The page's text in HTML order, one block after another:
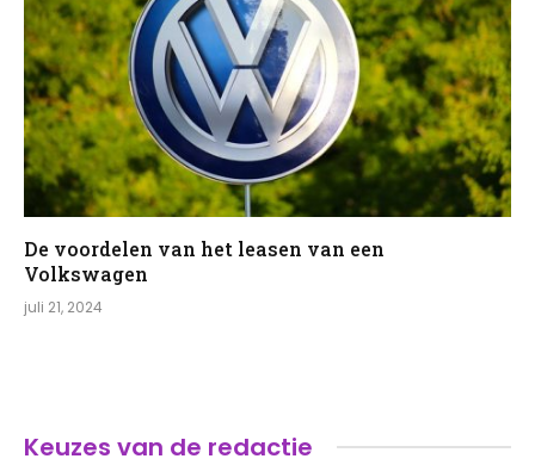
De voordelen van het leasen van een
Volkswagen
juli 21, 2024
Keuzes van de redactie